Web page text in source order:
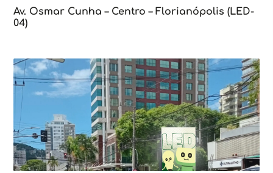
Av. Osmar Cunha – Centro – Florianópolis (LED-
04)